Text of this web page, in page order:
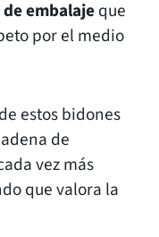
embalajeque
por el medio
estos bidones
de
vez más
que valora la